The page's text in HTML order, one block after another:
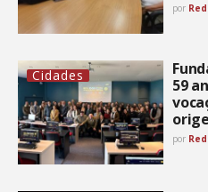
por
Cidades
59
por